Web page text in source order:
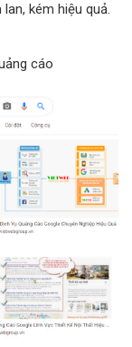
kém hiệu quả.
cáo